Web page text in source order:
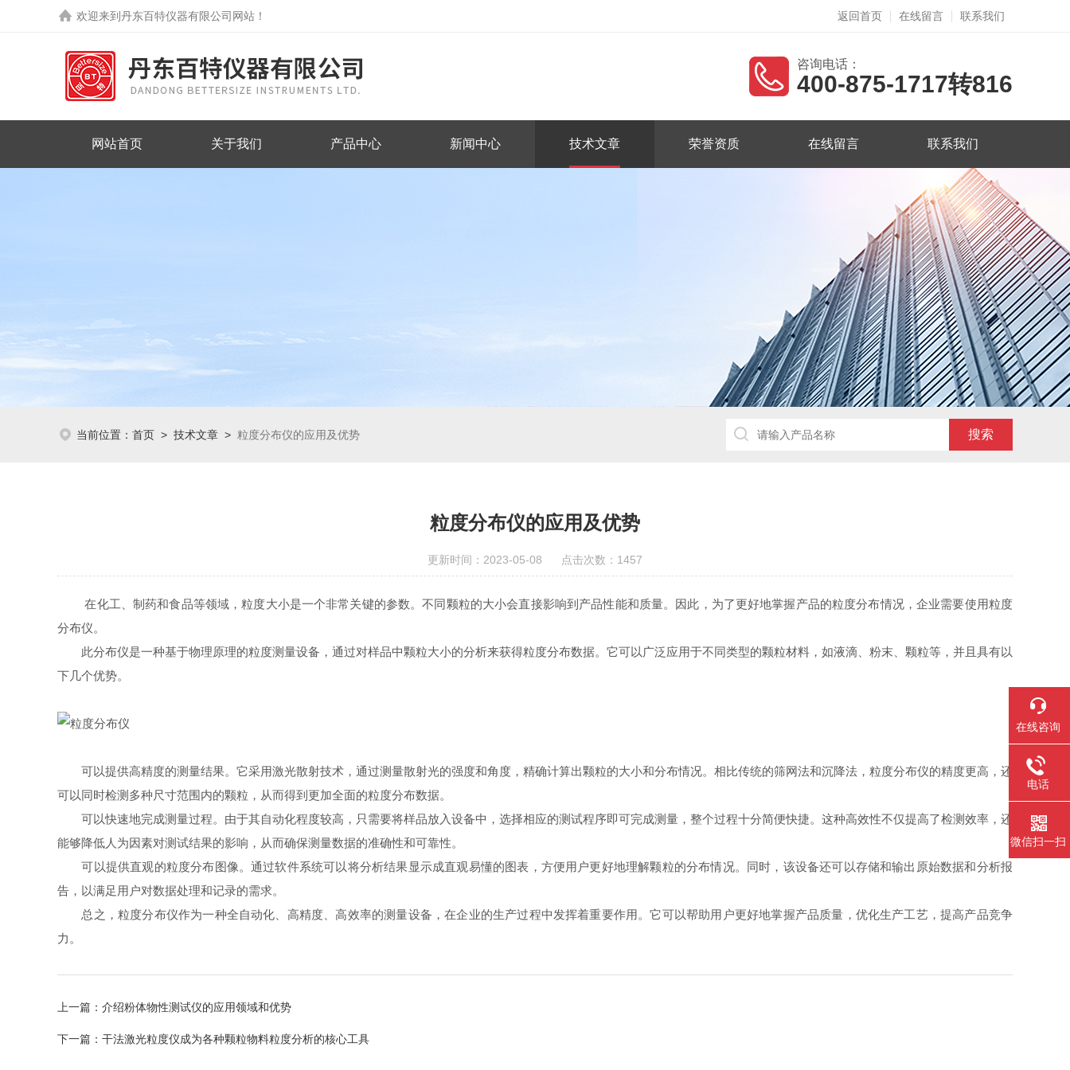
欢迎来到丹东百特仪器有限公司网站！ 返回首页 在线留言 联系我们
咨询电话：
400-875-1717转816
网站首页 关于我们 产品中心 新闻中心 技术文章 荣誉资质 在线留言 联系我们
当前位置： 首页 > 技术文章 > 粒度分布仪的应用及优势
粒度分布仪的应用及优势
更新时间：2023-05-08 点击次数：1457
在化工、制药和食品等领域，粒度大小是一个非常关键的参数。不同颗粒的大小会直接影响到产品性能和质量。因此，为了更好地掌握产品的粒度分布情况，企业需要使用粒度
分布仪。
此分布仪是一种基于物理原理的粒度测量设备，通过对样品中颗粒大小的分析来获得粒度分布数据。它可以广泛应用于不同类型的颗粒材料，如液滴、粉末、颗粒等，并且具有以
下几个优势。
可以提供高精度的测量结果。它采用激光散射技术，通过测量散射光的强度和角度，精确计算出颗粒的大小和分布情况。相比传统的筛网法和沉降法，粒度分布仪的精度更高，还
可以同时检测多种尺寸范围内的颗粒，从而得到更加全面的粒度分布数据。
可以快速地完成测量过程。由于其自动化程度较高，只需要将样品放入设备中，选择相应的测试程序即可完成测量，整个过程十分简便快捷。这种高效性不仅提高了检测效率，还
能够降低人为因素对测试结果的影响，从而确保测量数据的准确性和可靠性。
可以提供直观的粒度分布图像。通过软件系统可以将分析结果显示成直观易懂的图表，方便用户更好地理解颗粒的分布情况。同时，该设备还可以存储和输出原始数据和分析报
告，以满足用户对数据处理和记录的需求。
总之，粒度分布仪作为一种全自动化、高精度、高效率的测量设备，在企业的生产过程中发挥着重要作用。它可以帮助用户更好地掌握产品质量，优化生产工艺，提高产品竞争
力。
上一篇： 介绍粉体物性测试仪的应用领域和优势
下一篇： 干法激光粒度仪成为各种颗粒物料粒度分析的核心工具
在线咨询
电话
微信扫一扫